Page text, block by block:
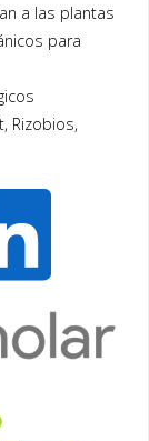
a las plantas
para
Rizobios,